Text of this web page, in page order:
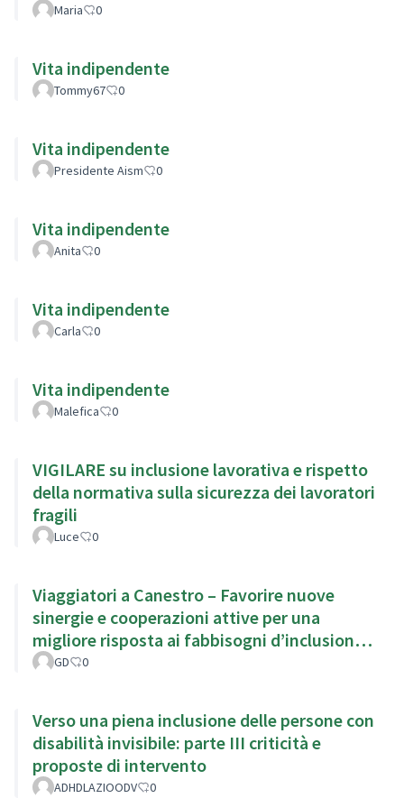
Maria 0
Vita indipendente
Tommy67 0
Vita indipendente
Presidente Aism 0
Vita indipendente
Anita 0
Vita indipendente
Carla 0
Vita indipendente
Malefica 0
VIGILARE su inclusione lavorativa e rispetto
della normativa sulla sicurezza dei lavoratori
fragili
Luce 0
Viaggiatori a Canestro – Favorire nuove
sinergie e cooperazioni attive per una
migliore risposta ai fabbisogni d’inclusione
del territorio.
GD 0
Verso una piena inclusione delle persone con
disabilità invisibile: parte III criticità e
proposte di intervento
ADHDLAZIOODV 0